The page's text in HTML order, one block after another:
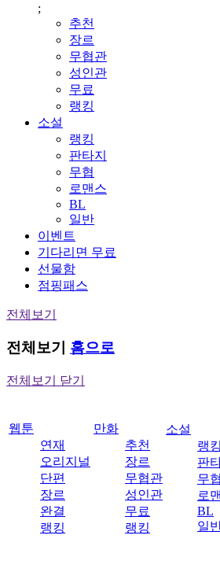
;
추천
장르
무협관
성인관
무료
랭킹
소설
랭킹
판타지
무협
로맨스
BL
일반
이벤트
기다리면 무료
선물함
점핑패스
전체보기
전체보기 홈으로
전체보기 닫기
웹툰
연재
오리지널
단편
장르
완결
랭킹
만화
추천
장르
무협관
성인관
무료
랭킹
소설
랭킹
판
무협
로
BL
일